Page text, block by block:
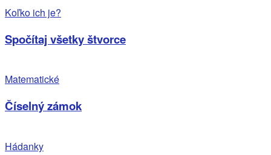
Koľko ich je?
Spočítaj všetky štvorce
Matematické
Číselný zámok
Hádanky